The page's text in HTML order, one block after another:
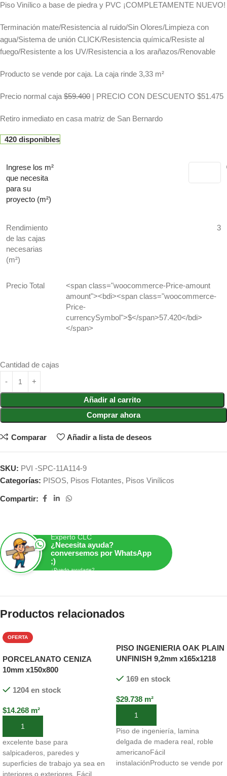
Piso Vinílico a base de piedra y PVC ¡COMPLETAMENTE NUEVO!
Terminación mate/Resistencia al ruido/Sin Olores/Limpieza con
agua/Sistema de unión CLICK/Resistencia química/Resiste al
fuego/Resistente a los UV/Resistencia a los arañazos/Renovable
Producto se vende por caja. La caja rinde 3,33 m²
Precio normal caja $59.400 | PRECIO CON DESCUENTO $51.475
Retiro inmediato en casa matriz de San Bernardo
420 disponibles
Ingrese los m²
que necesita
para su
proyecto (m²)
Rendimiento
de las cajas
necesarias
(m²)
3
Precio Total
<span class="woocommerce-Price-amount
amount"><bdi><span class="woocommerce-
Price-
currencySymbol">$</span>57.420</bdi>
</span>
Cantidad de cajas
Añadir al carrito
Comprar ahora
Comparar Añadir a lista de deseos
SKU: PVI -SPC-11A114-9
Categorías: PISOS, Pisos Flotantes, Pisos Vinílicos
Compartir:
Experto CLC
¿Necesita ayuda?
conversemos por WhatsApp
;)
¿Puedo ayudarte?
Productos relacionados
OFERTA
PORCELANATO CENIZA
10mm x150x800
1204 en stock
$14.268 m²
Añadir al carrito
excelente base para
salpicaderos, paredes y
superficies de trabajo ya sea en
interiores o exteriores. Fácil
PISO INGENIERIA OAK PLAIN
UNFINISH 9,2mm x165x1218
169 en stock
$29.738 m²
Añadir al carrito
Piso de ingeniería, lamina
delgada de madera real, roble
americanoFácil
instalaciónProducto se vende por